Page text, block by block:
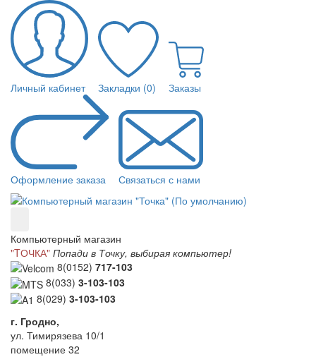
Личный кабинет Закладки (0) Заказы
Оформление заказа Связаться с нами
Компьютерный магазин
"TОЧКА" Попади в Точку, выбирая компьютер!
8(0152) 717-103
8(033) 3-103-103
8(029) 3-103-103
г. Гродно,
ул. Тимирязева 10/1
помещение 32